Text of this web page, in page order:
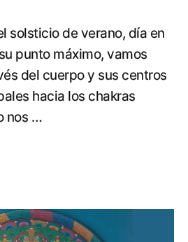
solsticio de verano, día en
punto máximo, vamos
del cuerpo y sus centros
hacia los chakras
nos …